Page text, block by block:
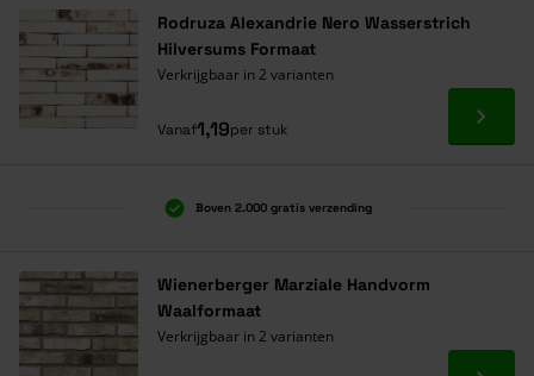
Rodruza Alexandrie Nero Wasserstrich
Hilversums Formaat
Verkrijgbaar in 2 varianten
Vanaf1,19per stuk Ga
Boven 2.000 gratis verzending
Wienerberger Marziale Handvorm
Waalformaat
Verkrijgbaar in 2 varianten